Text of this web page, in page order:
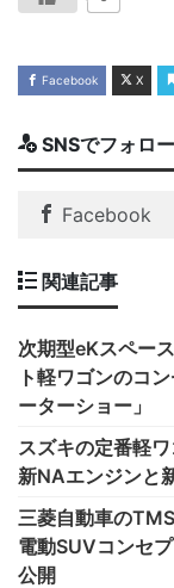
Facebook X
SNSでフォロ
Facebook
関連記事
次期型eKスペー
ト軽ワゴンのコ
ーターショー」
スズキの定番軽
新NAエンジンと
三菱自動車の
電動SUVコンセ
公開